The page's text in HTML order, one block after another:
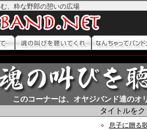
、粋な野郎の憩いの広場
このコーナーは、オヤジバンド達のオ
タイトルを
息子に贈る